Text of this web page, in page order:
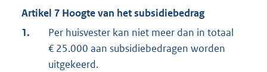
Artikel 7 Hoogte van het subsidiebedrag
1.
Per huisvester kan niet meer dan in totaal
€ 25.000 aan subsidiebedragen worden
uitgekeerd.